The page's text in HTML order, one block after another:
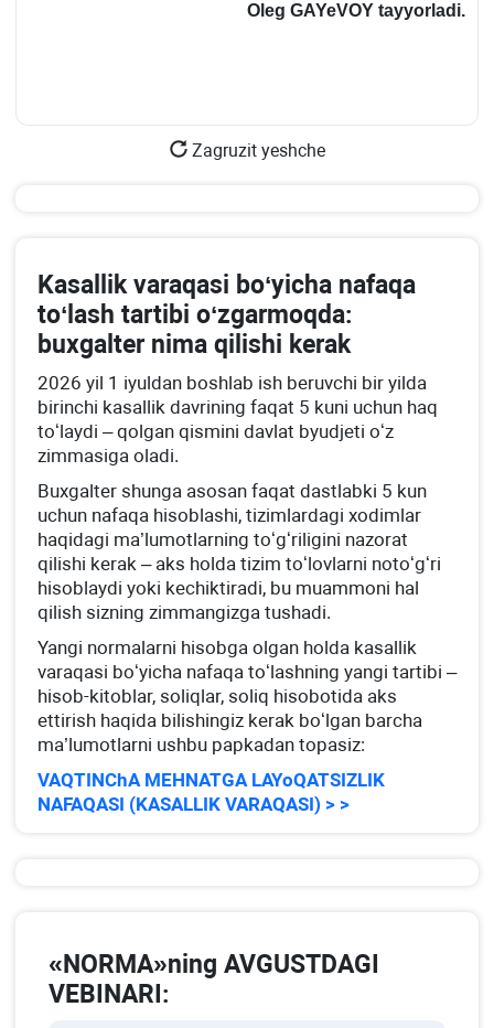
Oleg GAYeVOY tayyorladi.
Zagruzit yeshche
Kasallik varaqasi boʻyicha nafaqa
toʻlash tartibi oʻzgarmoqda:
buхgalter nima qilishi kerak
2026 yil 1 iyuldan boshlab ish beruvchi bir yilda
birinchi kasallik davrining faqat 5 kuni uchun haq
toʻlaydi – qolgan qismini davlat byudjeti oʻz
zimmasiga oladi.
Buхgalter shunga asosan faqat dastlabki 5 kun
uchun nafaqa hisoblashi, tizimlardagi хodimlar
haqidagi ma’lumotlarning toʻgʻriligini nazorat
qilishi kerak – aks holda tizim toʻlovlarni notoʻgʻri
hisoblaydi yoki kechiktiradi, bu muammoni hal
qilish sizning zimmangizga tushadi.
Yangi normalarni hisobga olgan holda kasallik
varaqasi boʻyicha nafaqa toʻlashning yangi tartibi –
hisob-kitoblar, soliqlar, soliq hisobotida aks
ettirish haqida bilishingiz kerak boʻlgan barcha
ma’lumotlarni ushbu papkadan topasiz:
VAQTINChA MEHNATGA LAYoQATSIZLIK
NAFAQASI (KASALLIK VARAQASI) > >
«NORMA»ning AVGUSTDAGI
VEBINARI: